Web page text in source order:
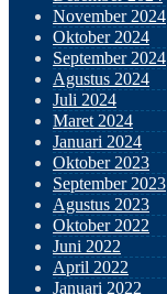
November 2024
Oktober 2024
September 2024
Agustus 2024
Juli 2024
Maret 2024
Januari 2024
Oktober 2023
September 2023
Agustus 2023
Oktober 2022
Juni 2022
April 2022
Januari 2022